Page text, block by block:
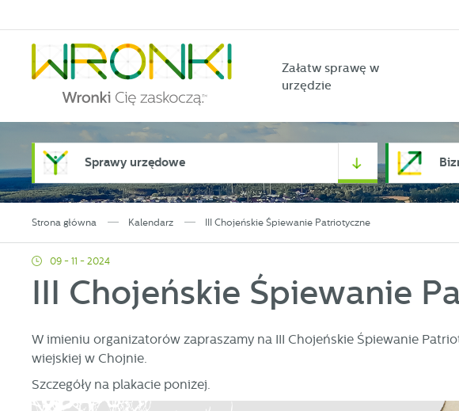
Załatw sprawę w
urzędzie
Sprawy urzędowe
Strona główna Kalendarz III Chojeńskie Śpiewanie Patriotyczne
09 - 11 - 2024
III Chojeńskie Śpiewanie
W imieniu organizatorów zapraszamy na III Chojeńskie Śpiewanie
wiejskiej w Chojnie.
Szczegóły na plakacie poniżej.